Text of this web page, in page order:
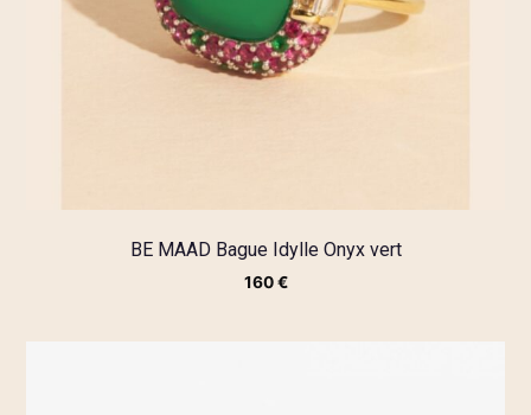
BE MAAD Bague Idylle Onyx vert
160€